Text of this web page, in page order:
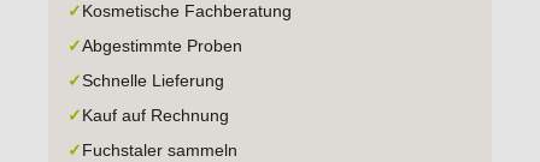
✓Kosmetische Fachberatung
✓Abgestimmte Proben
✓Schnelle Lieferung
✓Kauf auf Rechnung
✓Fuchstaler sammeln